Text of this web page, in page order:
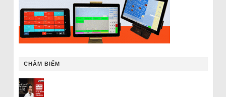
CHÂM BIẾM